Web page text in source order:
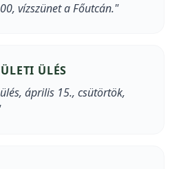
vízszünet a Főutcán."
ÜLÉS
április 15., csütörtök,